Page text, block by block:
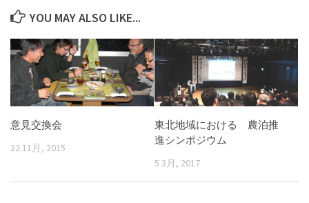
YOU MAY ALSO LIKE...
意見交換会
22 11月, 2015
東北地域における 農泊推
進シンポジウム
5 3月, 2017